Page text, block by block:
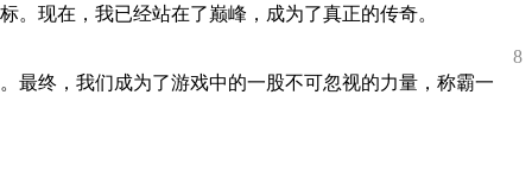
现在，我已经站在了巅峰，成为了真正的传奇。
8
最终，我们成为了游戏中的一股不可忽视的力量，称霸一